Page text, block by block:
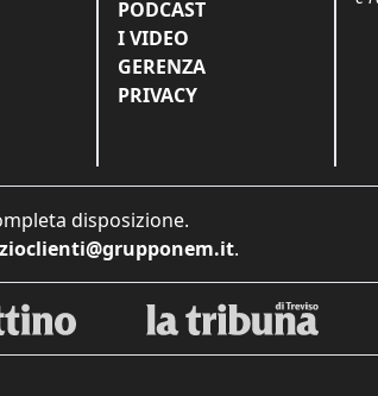
PODCAST
I VIDEO
GERENZA
PRIVACY
disposizione.
.